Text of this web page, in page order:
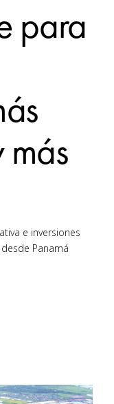
para
e inversiones
Panamá